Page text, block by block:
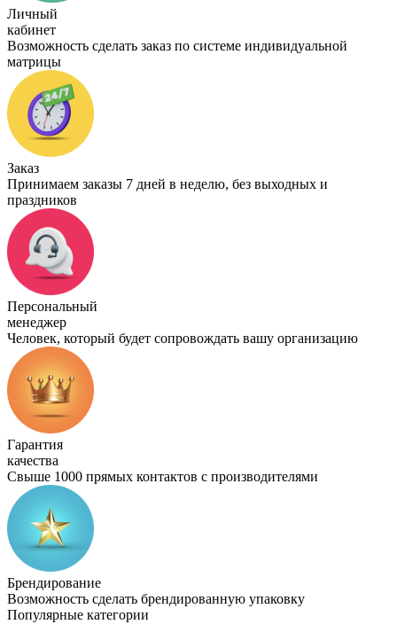
Личный
кабинет
Возможность сделать заказ по системе индивидуальной
матрицы
Заказ
Принимаем заказы 7 дней в неделю, без выходных и
праздников
Персональный
менеджер
Человек, который будет сопровождать вашу организацию
Гарантия
качества
Свыше 1000 прямых контактов с производителями
Брендирование
Возможность сделать брендированную упаковку
Популярные категории